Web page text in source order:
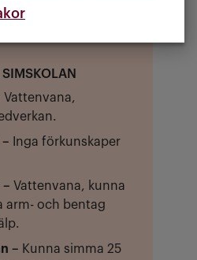
SIMSKOLAN
Vattenvana,
Inga förkunskaper
Vattenvana, kunna
arm- och bentag
– Kunna simma 25